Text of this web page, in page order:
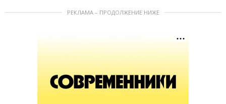
РЕКЛАМА – ПРОДОЛЖЕНИЕ НИЖЕ